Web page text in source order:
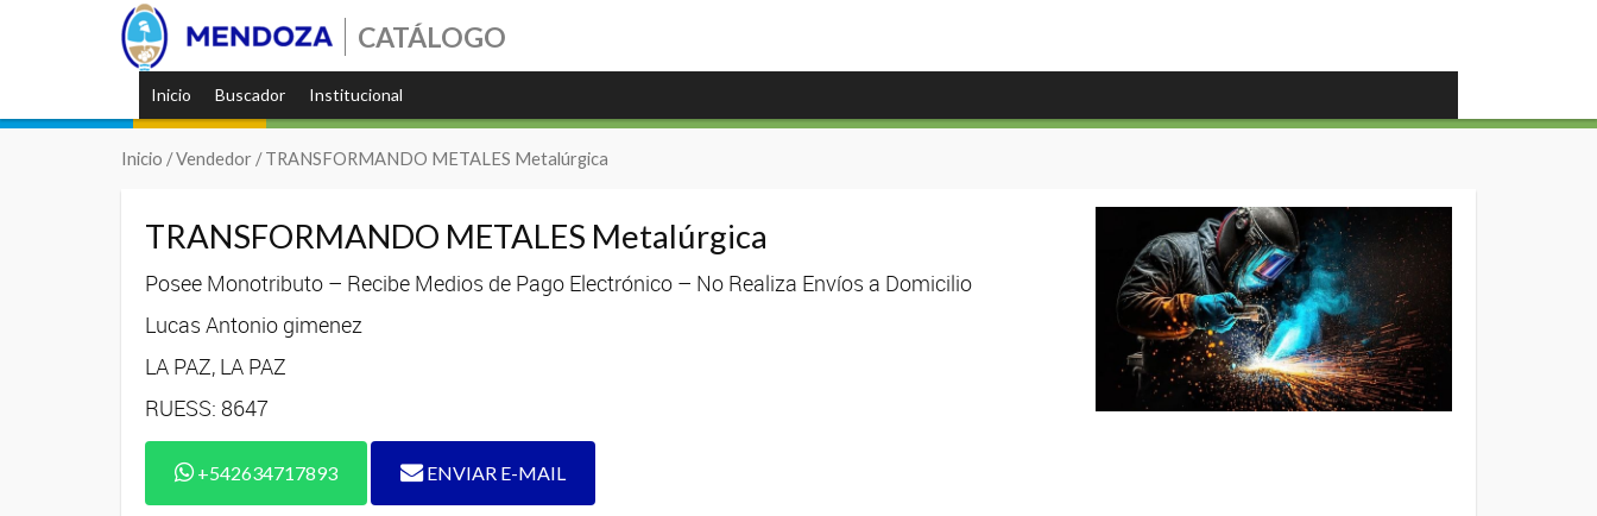
CATÁLOGO
Inicio Buscador Institucional
Inicio / Vendedor / TRANSFORMANDO METALES Metalúrgica
TRANSFORMANDO METALES Metalúrgica
Posee Monotributo – Recibe Medios de Pago Electrónico – No Realiza Envíos a Domicilio
Lucas Antonio gimenez
LA PAZ, LA PAZ
RUESS: 8647
+542634717893 ENVIAR E-MAIL